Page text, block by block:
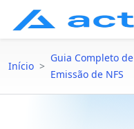
Início >
Guia Completo de
Emissão de NFS